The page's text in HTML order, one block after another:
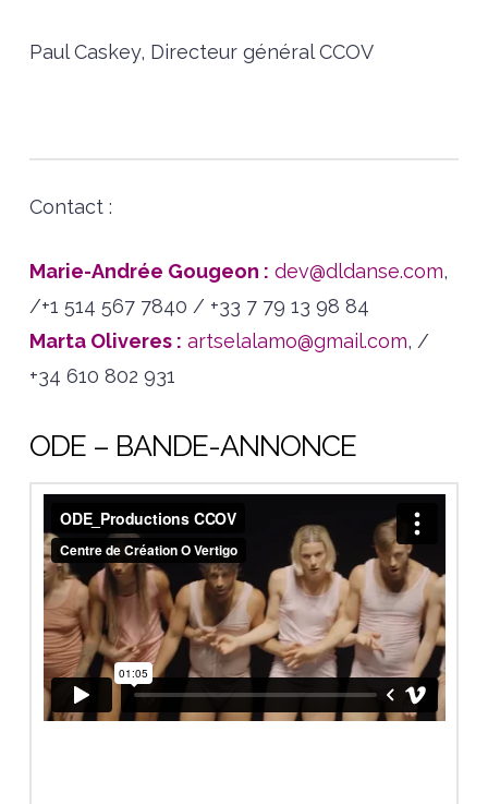
Paul Caskey, Directeur général CCOV
Contact :
Marie-Andrée Gougeon : dev@dldanse.com,
/+1 514 567 7840 / +33 7 79 13 98 84
Marta Oliveres : artselalamo@gmail.com, /
+34 610 802 931‬
ODE – BANDE-ANNONCE